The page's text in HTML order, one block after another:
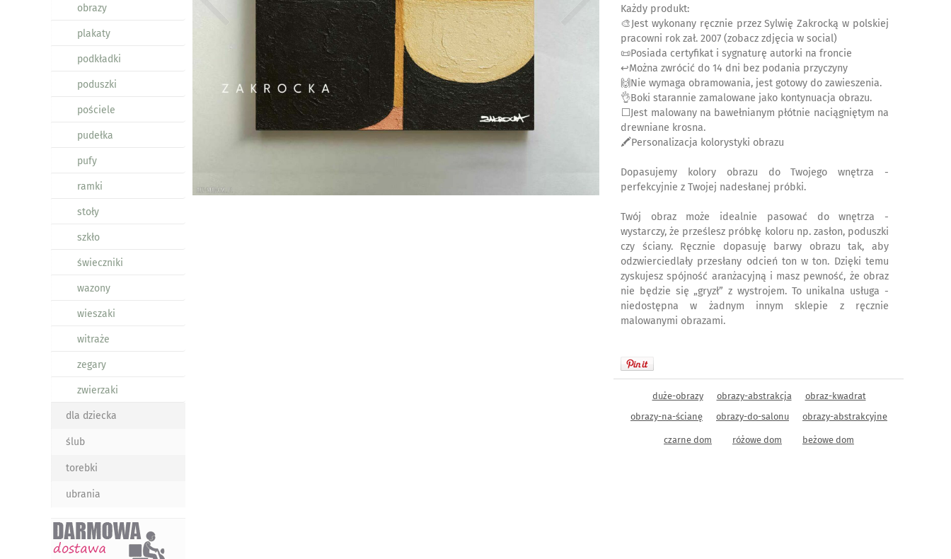
obrazy
plakaty
podkładki
poduszki
pościele
pudełka
pufy
ramki
stoły
szkło
świeczniki
wazony
wieszaki
witraże
zegary
zwierzaki
dla dziecka
ślub
torebki
ubrania
Każdy produkt:
🎨Jest wykonany ręcznie przez Sylwię Zakrocką w polskiej
pracowni rok zał. 2007 (zobacz zdjęcia w social)
📜Posiada certyfikat i sygnaturę autorki na froncie
↩️Można zwrócić do 14 dni bez podania przyczyny
🙌Nie wymaga obramowania, jest gotowy do zawieszenia.
👌Boki starannie zamalowane jako kontynuacja obrazu.
⬜Jest malowany na bawełnianym płótnie naciągniętym na
drewniane krosna.
🖍️Personalizacja kolorystyki obrazu
Dopasujemy kolory obrazu do Twojego wnętrza -
perfekcyjnie z Twojej nadesłanej próbki.
Twój obraz może idealnie pasować do wnętrza -
wystarczy, że prześlesz próbkę koloru np. zasłon, poduszki
czy ściany. Ręcznie dopasuję barwy obrazu tak, aby
odzwierciedlały przesłany odcień ton w ton. Dzięki temu
zyskujesz spójność aranżacyjną i masz pewność, że obraz
nie będzie się „gryzł” z wystrojem. To unikalna usługa -
niedostępna w żadnym innym sklepie z ręcznie
malowanymi obrazami.
duże-obrazy obrazy-abstrakcja
obraz-kwadrat
obrazy-na-ścianę
obrazy-do-salonu obrazy-abstrakcyjne
czarne dom różowe dom beżowe dom